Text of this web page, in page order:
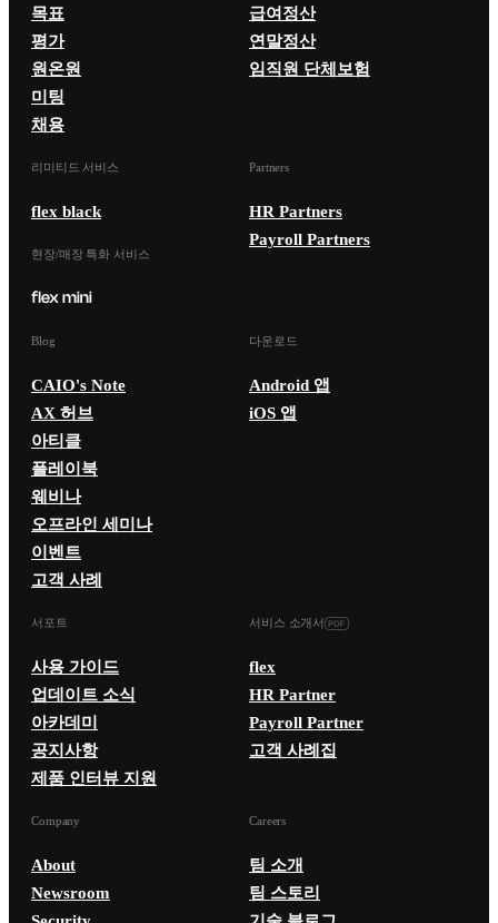
목표
평가
원온원
미팅
채용
급여정산
연말정산
임직원 단체보험
리미티드 서비스
flex black
현장/매장 특화 서비스
Partners
HR Partners
Payroll Partners
Blog
CAIO's Note
AX 허브
아티클
플레이북
웨비나
오프라인 세미나
이벤트
고객 사례
다운로드
Android 앱
iOS 앱
서포트
사용 가이드
업데이트 소식
아카데미
공지사항
제품 인터뷰 지원
서비스 소개서
flex
HR Partner
Payroll Partner
고객 사례집
Company
About
Newsroom
Careers
팀 소개
팀 스토리